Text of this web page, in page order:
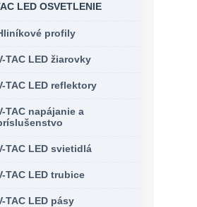
LED OSVETLENIE
profily
TAC LED žiarovky
TAC LED reflektory
TAC napájanie a
TAC LED svietidlá
TAC LED trubice
TAC LED pásy